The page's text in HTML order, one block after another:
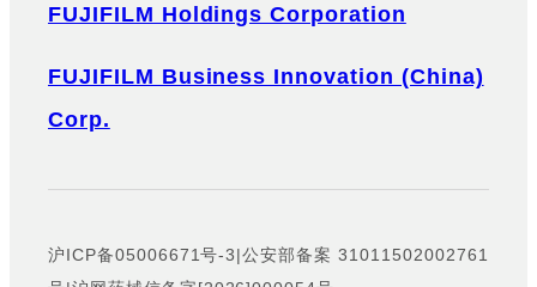
FUJIFILM Holdings Corporation
FUJIFILM Business Innovation (China)
Corp.
沪ICP备05006671号-3|公安部备案 31011502002761